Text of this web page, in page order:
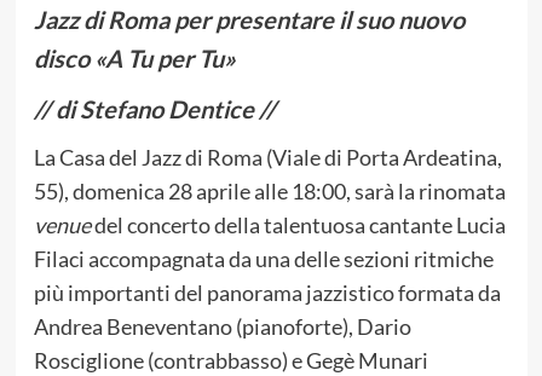
Jazz di Roma per presentare il suo nuovo
disco «A Tu per Tu»
// di Stefano Dentice //
La Casa del Jazz di Roma (Viale di Porta Ardeatina,
55), domenica 28 aprile alle 18:00, sarà la rinomata
venuedel concerto della talentuosa cantante Lucia
Filaci accompagnata da una delle sezioni ritmiche
più importanti del panorama jazzistico formata da
Andrea Beneventano (pianoforte), Dario
Rosciglione (contrabbasso) e Gegè Munari